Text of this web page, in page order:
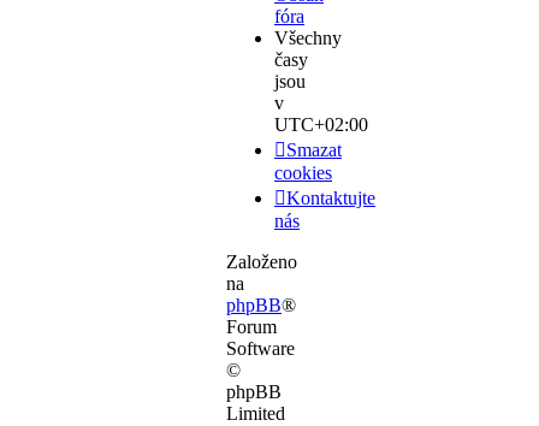
fóra
Všechny
časy
jsou
v
UTC+02:00
Smazat
cookies
Kontaktujte
nás
Založeno
na
phpBB®
Forum
Software
©
phpBB
Limited